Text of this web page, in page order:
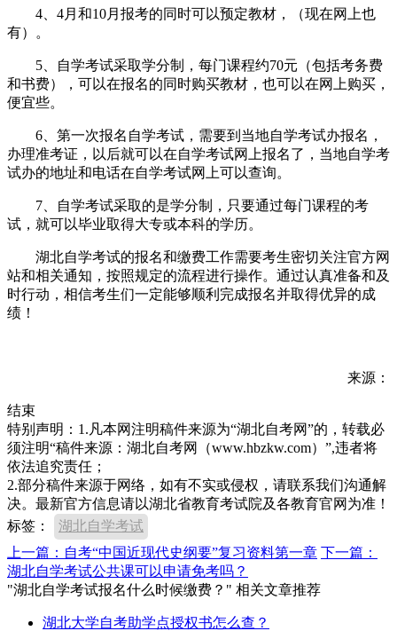
4、4月和10月报考的同时可以预定教材，（现在网上也
有）。
5、自学考试采取学分制，每门课程约70元（包括考务费
和书费），可以在报名的同时购买教材，也可以在网上购买，
便宜些。
6、第一次报名自学考试，需要到当地自学考试办报名，
办理准考证，以后就可以在自学考试网上报名了，当地自学考
试办的地址和电话在自学考试网上可以查询。
7、自学考试采取的是学分制，只要通过每门课程的考
试，就可以毕业取得大专或本科的学历。
湖北自学考试的报名和缴费工作需要考生密切关注官方网
站和相关通知，按照规定的流程进行操作。通过认真准备和及
时行动，相信考生们一定能够顺利完成报名并取得优异的成
绩！
来源：
结束
特别声明：1.凡本网注明稿件来源为“湖北自考网”的，转载必
须注明“稿件来源：湖北自考网（www.hbzkw.com）”,违者将
依法追究责任；
2.部分稿件来源于网络，如有不实或侵权，请联系我们沟通解
决。最新官方信息请以湖北省教育考试院及各教育官网为准！
标签：
湖北自学考试
上一篇：自考“中国近现代史纲要”复习资料第一章 下一篇：
湖北自学考试公共课可以申请免考吗？
"湖北自学考试报名什么时候缴费？" 相关文章推荐
湖北大学自考助学点授权书怎么查？